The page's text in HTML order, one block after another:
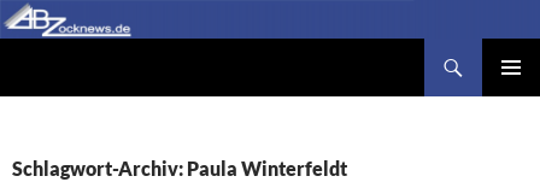
Zum
Inhalt
Schlagwort-Archiv: Paula Winterfeldt